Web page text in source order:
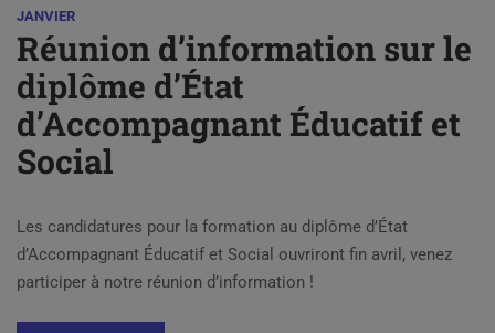
JANVIER
Réunion d’information sur le
diplôme d’État
d’Accompagnant Éducatif et
Social
Les candidatures pour la formation au diplôme d’État
d’Accompagnant Éducatif et Social ouvriront fin avril, venez
participer à notre réunion d’information !